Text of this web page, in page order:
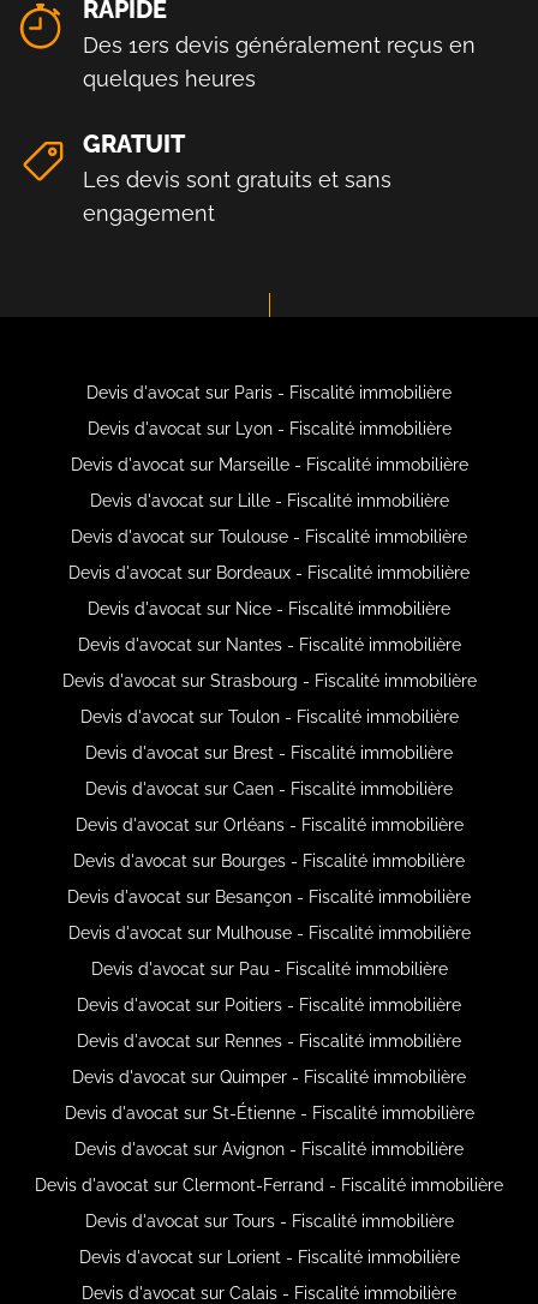
RAPIDE
Des 1ers devis généralement reçus en
quelques heures
GRATUIT
Les devis sont gratuits et sans
engagement
Devis d'avocat sur Paris - Fiscalité immobilière
Devis d'avocat sur Lyon - Fiscalité immobilière
Devis d'avocat sur Marseille - Fiscalité immobilière
Devis d'avocat sur Lille - Fiscalité immobilière
Devis d'avocat sur Toulouse - Fiscalité immobilière
Devis d'avocat sur Bordeaux - Fiscalité immobilière
Devis d'avocat sur Nice - Fiscalité immobilière
Devis d'avocat sur Nantes - Fiscalité immobilière
Devis d'avocat sur Strasbourg - Fiscalité immobilière
Devis d'avocat sur Toulon - Fiscalité immobilière
Devis d'avocat sur Brest - Fiscalité immobilière
Devis d'avocat sur Caen - Fiscalité immobilière
Devis d'avocat sur Orléans - Fiscalité immobilière
Devis d'avocat sur Bourges - Fiscalité immobilière
Devis d'avocat sur Besançon - Fiscalité immobilière
Devis d'avocat sur Mulhouse - Fiscalité immobilière
Devis d'avocat sur Pau - Fiscalité immobilière
Devis d'avocat sur Poitiers - Fiscalité immobilière
Devis d'avocat sur Rennes - Fiscalité immobilière
Devis d'avocat sur Quimper - Fiscalité immobilière
Devis d'avocat sur St-Étienne - Fiscalité immobilière
Devis d'avocat sur Avignon - Fiscalité immobilière
Devis d'avocat sur Clermont-Ferrand - Fiscalité immobilière
Devis d'avocat sur Tours - Fiscalité immobilière
Devis d'avocat sur Lorient - Fiscalité immobilière
Devis d'avocat sur Calais - Fiscalité immobilière